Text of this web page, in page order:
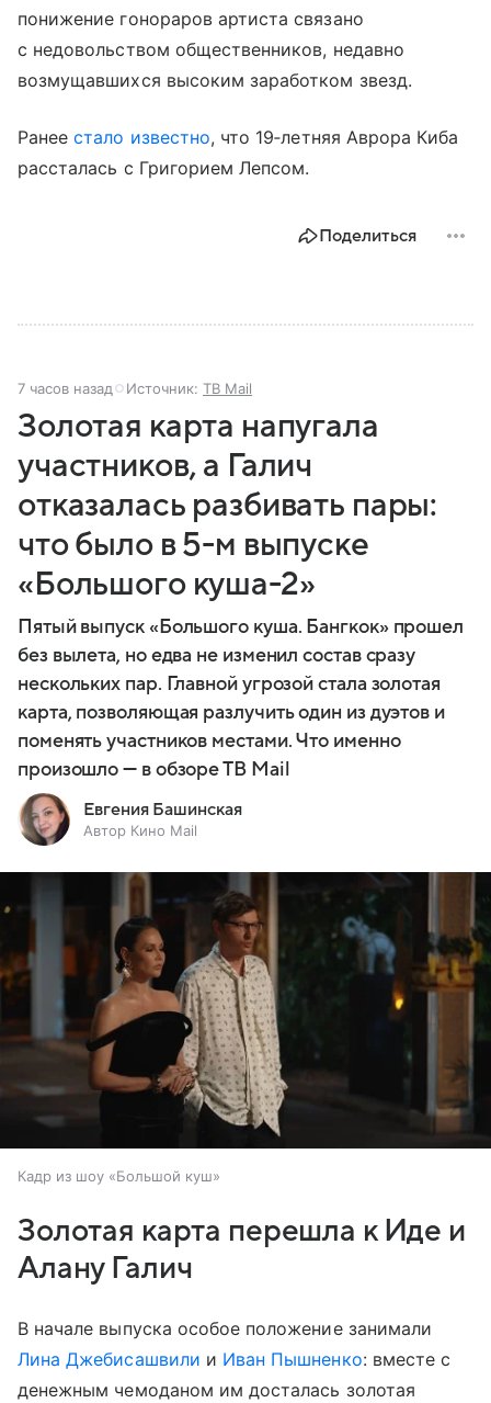
понижение гонораров артиста связано
с недовольством общественников, недавно
возмущавшихся высоким заработком звезд.
Ранеестало известно, что 19‑летняя Аврора Киба
рассталась с Григорием Лепсом.
Поделиться
7 часов назад Источник: ТВ Mail
Золотая карта напугала
участников, а Галич
отказалась разбивать пары:
что было в 5-м выпуске
«Большого куша-2»
Пятый выпуск «Большого куша. Бангкок» прошел
без вылета, но едва не изменил состав сразу
нескольких пар. Главной угрозой стала золотая
карта, позволяющая разлучить один из дуэтов и
поменять участников местами. Что именно
произошло — в обзоре ТВ Mail
Евгения Башинская
Автор Кино Mail
Кадр из шоу «Большой куш»
Золотая карта перешла к Иде и
Алану Галич
В начале выпуска особое положение занимали
Лина Джебисашвили и Иван Пышненко: вместе с
денежным чемоданом им досталась золотая